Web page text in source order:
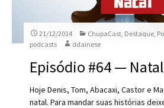
21/12/2014 ChupaCast, Destaque,
podcasts
ddainese
Episódio #64 —
Hoje Denis, Tom, Abacaxi, Castor e
natal. Para mandar suas histórias